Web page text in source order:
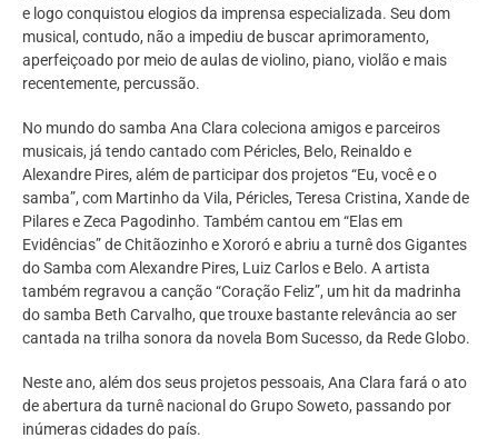
e logo conquistou elogios da imprensa especializada. Seu dom
musical, contudo, não a impediu de buscar aprimoramento,
aperfeiçoado por meio de aulas de violino, piano, violão e mais
recentemente, percussão.
No mundo do samba Ana Clara coleciona amigos e parceiros
musicais, já tendo cantado com Péricles, Belo, Reinaldo e
Alexandre Pires, além de participar dos projetos “Eu, você e o
samba”, com Martinho da Vila, Péricles, Teresa Cristina, Xande de
Pilares e Zeca Pagodinho. Também cantou em “Elas em
Evidências” de Chitãozinho e Xororó e abriu a turnê dos Gigantes
do Samba com Alexandre Pires, Luiz Carlos e Belo. A artista
também regravou a canção “Coração Feliz”, um hit da madrinha
do samba Beth Carvalho, que trouxe bastante relevância ao ser
cantada na trilha sonora da novela Bom Sucesso, da Rede Globo.
Neste ano, além dos seus projetos pessoais, Ana Clara fará o ato
de abertura da turnê nacional do Grupo Soweto, passando por
inúmeras cidades do país.